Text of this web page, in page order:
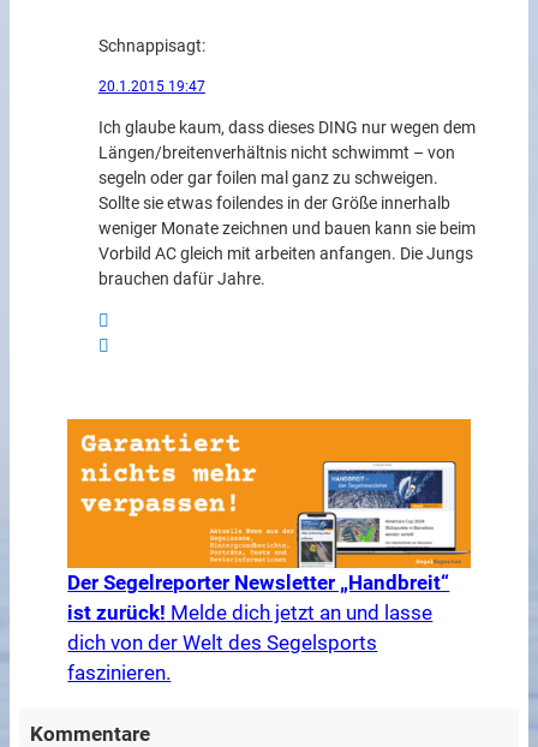
Schnappisagt:
20.1.2015 19:47
Ich glaube kaum, dass dieses DING nur wegen dem
Längen/breitenverhältnis nicht schwimmt – von
segeln oder gar foilen mal ganz zu schweigen.
Sollte sie etwas foilendes in der Größe innerhalb
weniger Monate zeichnen und bauen kann sie beim
Vorbild AC gleich mit arbeiten anfangen. Die Jungs
brauchen dafür Jahre.
Der Segelreporter Newsletter „Handbreit“
ist zurück! Melde dich jetzt an und lasse
dich von der Welt des Segelsports
faszinieren.
Kommentare